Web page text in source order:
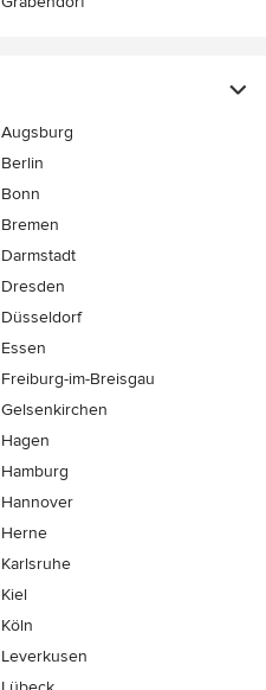
Augsburg
Berlin
Bonn
Bremen
Darmstadt
Dresden
Düsseldorf
Essen
Freiburg-im-Breisgau
Gelsenkirchen
Hagen
Hamburg
Hannover
Herne
Karlsruhe
Kiel
Köln
Leverkusen